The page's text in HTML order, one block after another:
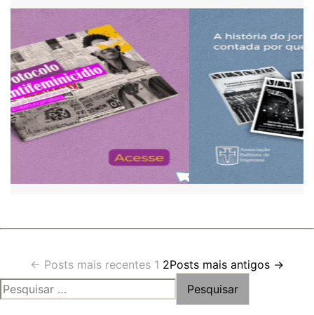
Paginação
de
← Posts mais recentes 1 2Posts mais antigos →
PESQUISAR
POR: